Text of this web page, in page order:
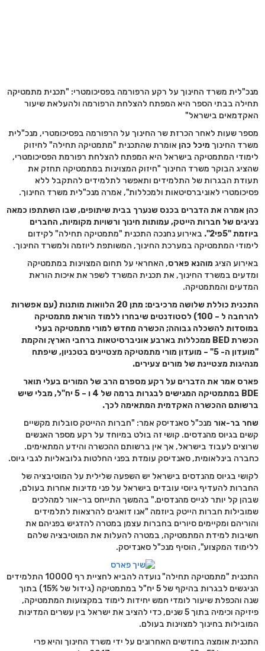
מנכ"לית משרד החינוך על רקע הרפורמה בפסיכומטרי: "תכנית מתמטיקה
תחילה בבתי הספר היא המפתח להצלחת הרפורמה ולהעלאת שיעור
האקדמאים בישראל"
מספר שעות לאחר הכרזת שר החינוך על הרפורמה בפסיכומטרי, מנכ"לית
משרד החינוךמיכל כהןאומרת שהתכנית "מתמטיקה תחילה" לחיזוק
לימודי המתמטיקה בישראל היא המפתח להצלחת רפורמת הפסיכומטרי,
שהציג הבוקר משרד החינוך "חיזוק המצוינות במתמטיקה תחזק את
תעודת הבגרות של התלמידים ותאפשר לתלמידים להתקבל ללא
פסיכומטרי לאוניברסיטאות ולמכללות", אמרה מנכ"לית משרד החינוך.
כהן אמרה את הדברים בכנס שנערך בבית שיתופים, שבו השתתפו כמאה
נציגים של חברות הייטק, עמותות חינוך ורשויות מקומיות, החברים
ביוזמת "5פי2".
באירוע נחנכה התכנית "מתמטיקה תחילה" לקידום
לימודי המתמטיקה במערכת החינוך, המשותפת ליוזמה ולמשרד החינוך.
באירוע הציגמוהנא פארס, האחראי על תחום המצוינות במתמטיקה
ומדעים במשרד החינוך, את תכנית המשרד לשפר את איכות הוראת
המדעים והמתמטיקה.
התכנית כוללת שלושה מרכיבים: מתן 20 הלוואות מותנות (עם אפשרות
להרחבה ל – 100) לסטודנטים שיבחרו ללמוד הוראת מתמטיקה
במוסדות להשכלה גבוהה; הכשרה מחדש למורי מתמטיקה בעלי
הכשרת BED ממכללות בארבע אוניברסיטאות ברחבי הארץ; והקמת
"מועדון ה- 5" – מועדון מורי מתמטיקה מצטיינים בטכניון, שיפתח
מנהיגות מצטיינת של מורים צעירים.
פארס אמר את הדברים על רקע מספרם הרב של המורים בעלי תואר
BDE במתמטיקה המגישים לבגרות ברמה של 4 ו – 5 יח"ל, מבלי שיש
ברשותם ההכשרה האקדמית המתאימה לכך.
שחר בר-אורמנכ"ל סאנדיסק אמר: "חברות ההייטק סובלות מקשיים
קשים בגיוס מהנדסים. קושי זה בולט במיוחד על רקע מספר האנשים
שרוצים לעבוד בישראל, אך אין ברשותם ההכשרה והידע המתאימים.
כחברה בינלאומית, סאנדיסק עומדת בפני החלטות גלובאליות לגבי גיוס.
לקושי בגיוס מהנדסים בישראל יש השפעה שלילית על המוטיבציה של
החברות להעדיף גיוסי עובדים בישראל על פני מדינות אחרות בעולם,
שבהן קל יותר לגייס מהנדסים." בהמשך התייחס בר-אור למהלכים
שמובילות חברות הייטק ביוזמה "אנו דואגים להרצאות לתלמידים
והוריהם ומקיימים סיורים בחברות עצמן במטרה להדגיש בפניהם את
חשיבות למידת המתמטיקה, במטרה להעלות את המוטיבציה שלהם
ללימוד המקצוע", הוסיף מנכ"ל סאנדיסק.
התכנית "מתמטיקה תחילה" נועדה להביא לחציית רף 10000 התלמידים
הניגשים לבגרות בהיקף של 5 יח"ל במתמטיקה (גידול של 15%) בתוך
שנה והכפלת שיעור לומדי חמש יחידות לימוד במקצועות המתמטיקה,
פיזיקה וכימיה בתוך 5 שנים, כדי להציב את ישראל בין עשרים המדינות
המובילות בחינוך למצוינות בעולם.
התכנית אומצה בחודשים האחרונים על ידי משרד החינוך והיא פרי